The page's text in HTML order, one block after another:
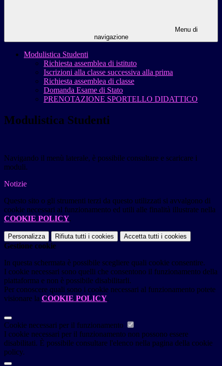
Menu di
navigazione
Modulistica Studenti
Richiesta assemblea di istituto
Iscrizioni alla classe successiva alla prima
Richiesta assemblea di classe
Domanda Esame di Stato
PRENOTAZIONE SPORTELLO DIDATTICO
Modulistica Studenti
Navigando il menù laterale, è possibile consultare e scaricare i
moduli.
Notizie
Questo sito o gli strumenti terzi da questo utilizzati si avvalgono di
cookie necessari al funzionamento ed utili alle finalità illustrate nella
COOKIE POLICY.
Personalizza Rifiuta tutti i cookies Accetta tutti i cookies
Gestione cookie
In questa schermata è possibile scegliere quali cookie consentire.
I cookie necessari sono quelli che consentono il funzionamento della
piattaforma e non è possibile disabilitarli.
Per conoscere quali sono i cookie necessari al funzionamento potete
visionare la COOKIE POLICY.
Cookie necessari per il funzionamento
I cookie necessari per il funzionamento non possono essere
disabilitati. È possibile consultare l'elenco nella pagina della cookie
policy.